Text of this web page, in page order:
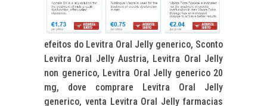
efeitos do Levitra Oral Jelly generico, Sconto
Levitra Oral Jelly Austria, Levitra Oral Jelly
non generico, Levitra Oral Jelly generico 20
mg, dove comprare Levitra Oral Jelly
generico, venta Levitra Oral Jelly farmacias